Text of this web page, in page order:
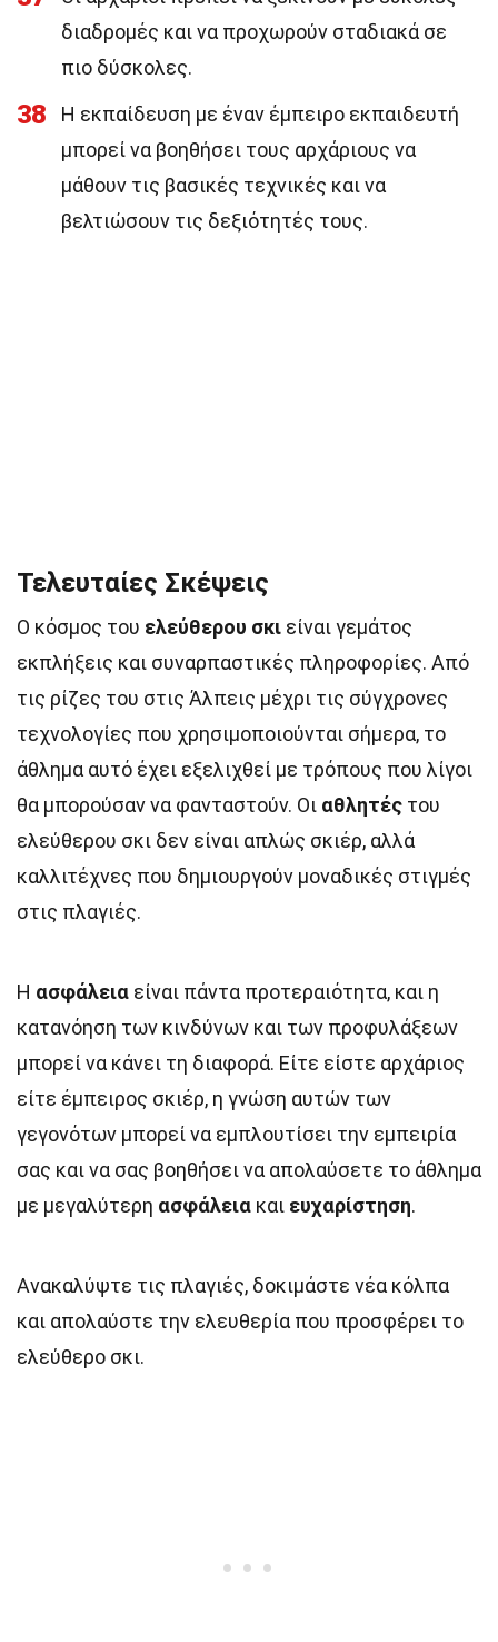
διαδρομές και να προχωρούν σταδιακά σε
πιο δύσκολες.
38
Η εκπαίδευση με έναν έμπειρο εκπαιδευτή
μπορεί να βοηθήσει τους αρχάριους να
μάθουν τις βασικές τεχνικές και να
βελτιώσουν τις δεξιότητές τους.
Τελευταίες Σκέψεις
Ο κόσμος του ελεύθερου σκι είναι γεμάτος
εκπλήξεις και συναρπαστικές πληροφορίες. Από
τις ρίζες του στις Άλπεις μέχρι τις σύγχρονες
τεχνολογίες που χρησιμοποιούνται σήμερα, το
άθλημα αυτό έχει εξελιχθεί με τρόπους που λίγοι
θα μπορούσαν να φανταστούν. Οι αθλητές του
ελεύθερου σκι δεν είναι απλώς σκιέρ, αλλά
καλλιτέχνες που δημιουργούν μοναδικές στιγμές
στις πλαγιές.
Η ασφάλεια είναι πάντα προτεραιότητα, και η
κατανόηση των κινδύνων και των προφυλάξεων
μπορεί να κάνει τη διαφορά. Είτε είστε αρχάριος
είτε έμπειρος σκιέρ, η γνώση αυτών των
γεγονότων μπορεί να εμπλουτίσει την εμπειρία
σας και να σας βοηθήσει να απολαύσετε το άθλημα
με μεγαλύτερη ασφάλεια και ευχαρίστηση.
Ανακαλύψτε τις πλαγιές, δοκιμάστε νέα κόλπα
και απολαύστε την ελευθερία που προσφέρει το
ελεύθερο σκι.